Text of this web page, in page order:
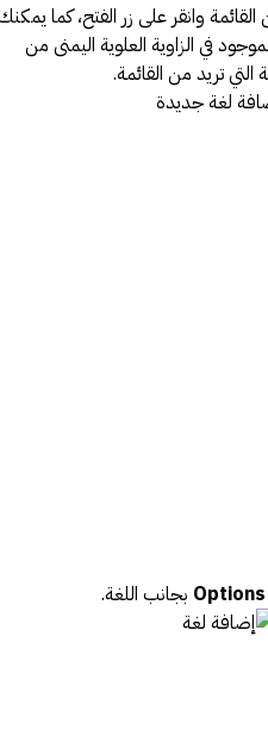
القائمة وانقر على زر الفتح، كما
في الزاوية العلوية اليمنى من
تريد من القائمة.
بجانب اللغة.